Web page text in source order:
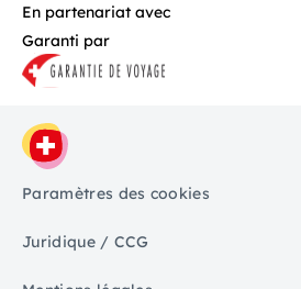
En partenariat avec
Garanti par
Paramètres des cookies
Juridique / CCG